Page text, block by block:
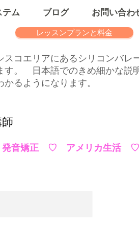
コエリアにあるシリコンバレ
す。 日本語でのきめ細かな説
るようになります。
矯正 ♡ アメリカ生活 ♡
テム ブログ お問い合わ
レッスンプランと料金